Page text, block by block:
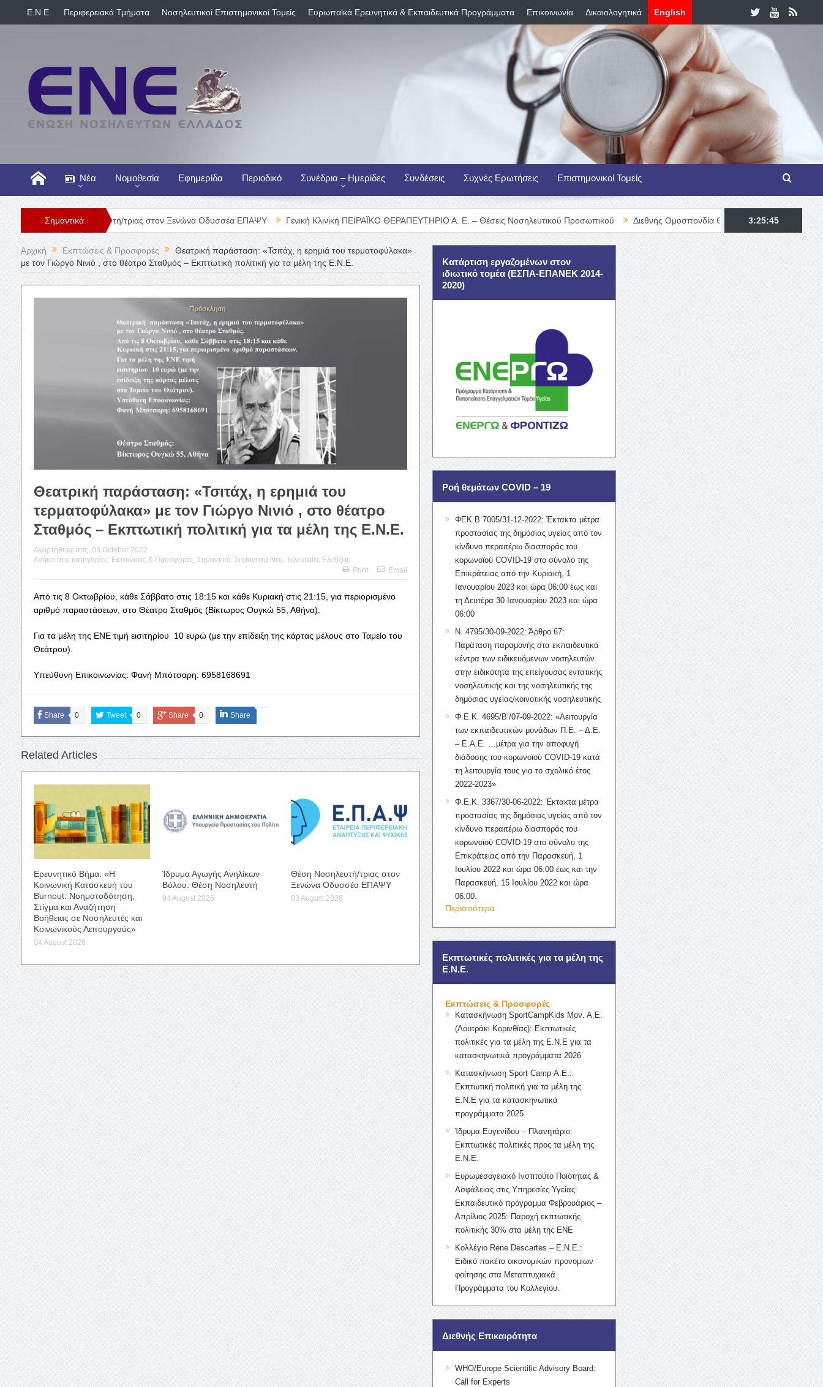
E.N.E. Περιφερειακά Τμήματα Νοσηλευτικοί Επιστημονικοί Τομείς Ευρωπαϊκά Ερευνητικά & Εκπαιδευτικά Προγράμματα Επικοινωνία Δικαιολογητικά English
Νέα Νομοθεσία Εφημερίδα Περιοδικό Συνέδρια – Ημερίδες Συνδέσεις Συχνές Ερωτήσεις Επιστημονικοί Τομείς
Σημαντικά
Θέση Νοσηλευτή/τριας στον Ξενώνα Οδυσσέα ΕΠΑΨΥ Γενική Κλινική ΠΕΙΡΑΪΚΟ ΘΕΡΑΠΕΥΤΗΡΙΟ Α. Ε. – Θέσεις Νοσηλευτικού Προσωπικού Διεθνής Ομοσπονδία Θαλασσαιμίας – TIF Fellowship
3:25:46
Αρχική Εκπτώσεις & Προσφορές
Θεατρική παράσταση: «Τσιτάχ, η ερημιά του τερματοφύλακα»
με τον Γιώργο Νινιό , στο θέατρο Σταθμός – Εκπτωτική πολιτική για τα μέλη της Ε.Ν.Ε.
Θεατρική παράσταση: «Τσιτάχ, η ερημιά του
τερματοφύλακα» με τον Γιώργο Νινιό , στο θέατρο
Σταθμός – Εκπτωτική πολιτική για τα μέλη της Ε.Ν.Ε.
Αναρτήθηκε στις: 03 October 2022
Ανήκει στις κατηγορίες: Εκπτώσεις & Προσφορές Σημαντικά Σημαντικά Νέα Τελευταίες Εξελίξεις
Print
Email
Από τις 8 Οκτωβρίου, κάθε Σάββατο στις 18:15 και κάθε Κυριακή στις 21:15, για περιορισμένο
αριθμό παραστάσεων, στο Θέατρο Σταθμός (Βίκτωρος Ουγκώ 55, Αθήνα).
Για τα μέλη της ΕΝΕ τιμή εισιτηρίου 10 ευρώ (με την επίδειξη της κάρτας μέλους στο Ταμείο του
Θεάτρου).
Υπεύθυνη Επικοινωνίας: Φανή Μπότσαρη: 6958168691
Share 0 Tweet 0 Share 0 Share
Related Articles
Ερευνητικό Βήμα: «Η
Κοινωνική Κατασκευή του
Burnout: Νοηματοδότηση,
Στίγμα και Αναζήτηση
Βοήθειας σε Νοσηλευτές και
Κοινωνικούς Λειτουργούς»
04 August 2026
Ίδρυμα Αγωγής Ανηλίκων
Βόλου: Θέση Νοσηλευτή
04 August 2026
Θέση Νοσηλευτή/τριας στον
Ξενώνα Οδυσσέα ΕΠΑΨΥ
03 August 2026
Κατάρτιση εργαζομένων στον
ιδιωτικό τομέα (ΕΣΠΑ-ΕΠΑΝΕΚ 2014-
2020)
Ροή θεμάτων COVID – 19
ΦΕΚ Β 7005/31-12-2022: Έκτακτα μέτρα
προστασίας της δημόσιας υγείας από τον
κίνδυνο περαιτέρω διασποράς του
κορωνοϊού COVID-19 στο σύνολο της
Επικράτειας από την Κυριακή, 1
Ιανουαρίου 2023 και ώρα 06:00 έως και
τη Δευτέρα 30 Ιανουαρίου 2023 και ώρα
06:00
Ν. 4795/30-09-2022: Άρθρο 67:
Παράταση παραμονής στα εκπαιδευτικά
κέντρα των ειδικευόμενων νοσηλευτών
στην ειδικότητα της επείγουσας εντατικής
νοσηλευτικής και της νοσηλευτικής της
δημόσιας υγείας/κοινοτικής νοσηλευτικής
Φ.Ε.Κ. 4695/Β’/07-09-2022: «Λειτουργία
των εκπαιδευτικών μονάδων Π.Ε. – Δ.Ε.
– Ε.Α.Ε. …μέτρα για την αποφυγή
διάδοσης του κορωνοϊού COVID-19 κατά
τη λειτουργία τους για το σχολικό έτος
2022-2023»
Φ.Ε.Κ. 3367/30-06-2022: Έκτακτα μέτρα
προστασίας της δημόσιας υγείας από τον
κίνδυνο περαιτέρω διασποράς του
κορωνοϊού COVID-19 στο σύνολο της
Επικράτειας από την Παρασκευή, 1
Ιουλίου 2022 και ώρα 06:00 έως και την
Παρασκευή, 15 Ιουλίου 2022 και ώρα
06:00.
Περισσότερα
Εκπτωτικές πολιτικές για τα μέλη της
Ε.Ν.Ε.
Εκπτώσεις & Προσφορές
Κατασκήνωση SportCampKids Μον. Α.Ε.
(Λουτράκι Κορινθίας): Εκπτωτικές
πολιτικές για τα μέλη της Ε.Ν.Ε για τα
κατασκηνωτικά προγράμματα 2026
Κατασκήνωση Sport Camp Α.Ε.:
Εκπτωτική πολιτική για τα μέλη της
Ε.Ν.Ε για τα κατασκηνωτικά
προγράμματα 2025
Ίδρυμα Ευγενίδου – Πλανητάριο:
Εκπτωτικές πολιτικές προς τα μέλη της
Ε.Ν.Ε.
Ευρωμεσογειακό Ινστιτούτο Ποιότητας &
Ασφάλειας στις Υπηρεσίες Υγείας:
Εκπαιδευτικό πρόγραμμα Φεβρουάριος –
Απρίλιος 2025: Παροχή εκπτωτικής
πολιτικής 30% στα μέλη της ΕΝΕ
Κολλέγιο Rene Descartes – Ε.Ν.Ε.:
Ειδικό πακέτο οικονομικών προνομίων
φοίτησης στα Μεταπτυχιακά
Προγράμματα του Κολλεγίου.
Διεθνής Επικαιρότητα
WHO/Europe Scientific Advisory Board:
Call for Experts